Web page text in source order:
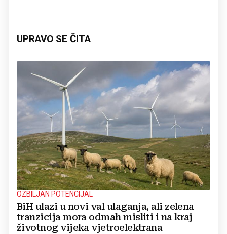
UPRAVO SE ČITA
OZBILJAN POTENCIJAL
BiH ulazi u novi val ulaganja, ali zelena
tranzicija mora odmah misliti i na kraj
životnog vijeka vjetroelektrana